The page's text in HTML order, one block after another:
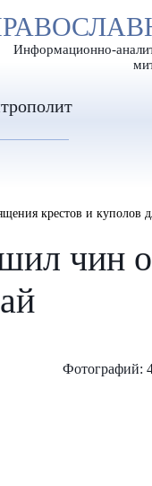
А А А
Информационно-
крестов и куполов
чин
Фотографий: